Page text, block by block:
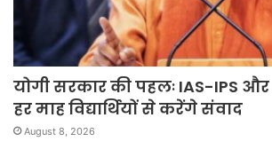
योगी सरकार की पहलः IAS-IPS और
हर माह विद्यार्थियों से करेंगे संवाद
August 8, 2026